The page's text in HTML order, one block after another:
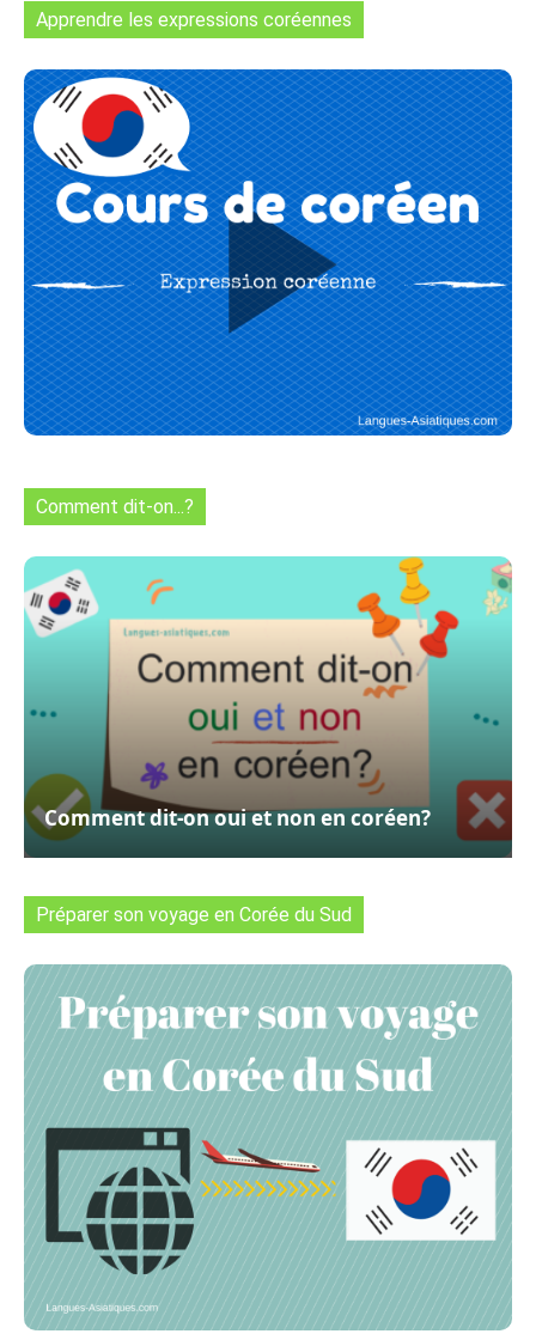
Apprendre les expressions coréennes
Comment dit-on...?
Comment dit-on oui et non en coréen?
Préparer son voyage en Corée du Sud